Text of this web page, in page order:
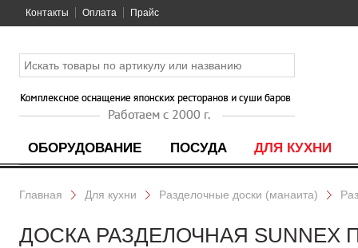
Контакты Оплата Прайс
ОБОРУДОВАНИЕ ПОСУДА ДЛЯ КУХНИ
Главная Для кухни Разделочные доски (манаита)
ДОСКА РАЗДЕЛОЧНАЯ SUNNEX